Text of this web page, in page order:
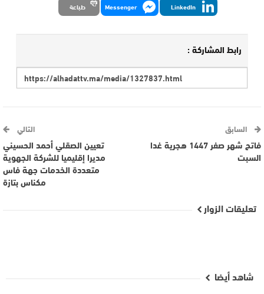
LinkedIn
Messenger طباعة
رابط المشاركة :
السابق
فاتح شهر صفر 1447 هجرية غدا
السبت
التالي
تعيين الصقلي أحمد الحسيني
مديرا إقليميا للشركة الجهوية
متعددة الخدمات جهة فاس
مكناس بتازة
تعليقات الزوار
شاهد أيضا